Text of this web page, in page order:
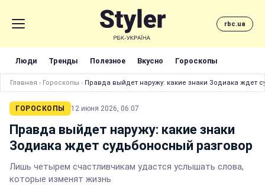
rbc.ua
Люди Тренды Полезное Вкусно Гороскопы
Главная › Гороскопы › Правда выйдет наружу: какие знаки Зодиака ждет
ГОРОСКОПЫ 12 июня 2026, 06:07
Правда выйдет наружу: какие знаки
Зодиака ждет судьбоносный разговор
Лишь четырем счастливчикам удастся услышать слова,
которые изменят жизнь